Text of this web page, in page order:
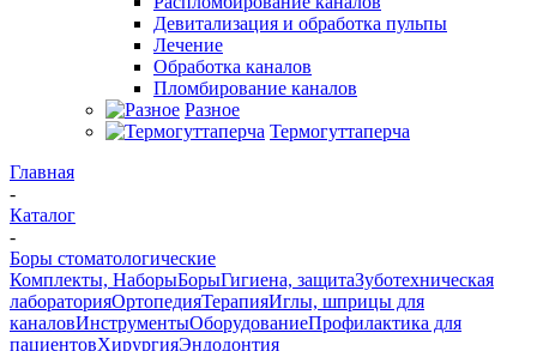
Девитализация и обработка пульпы
Лечение
Обработка каналов
Пломбирование каналов
Разное
Термогуттаперча
Главная
-
Каталог
-
Боры стоматологические
Комплекты, НаборыБорыГигиена, защитаЗуботехническая
лабораторияОртопедияТерапияИглы, шприцы для
каналовИнструментыОборудованиеПрофилактика для
пациентовХирургияЭндодонтия